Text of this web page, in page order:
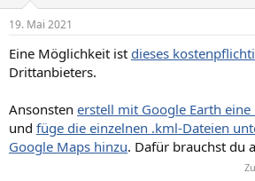
19. Mai 2021
Eine Möglichkeit ist dieses
Drittanbieters.
Ansonsten erstell mit Google Earth eine
und füge die einzelnen .kml-Dateien
Google Maps hinzu. Dafür brauchst du